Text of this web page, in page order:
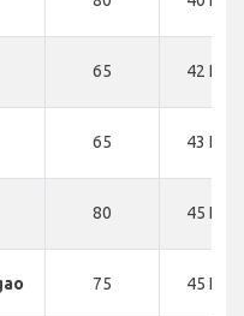
65 42 KM
65 43 KM
80 45 KM
75 45 KM